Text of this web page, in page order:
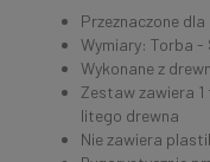
Przeznaczone
Wymiary: Torba -
Wykonane z
Zestaw zawiera
litego drewna
Nie zawiera